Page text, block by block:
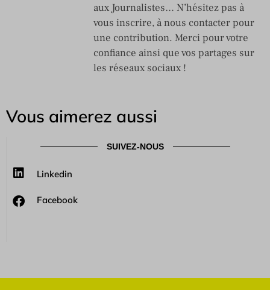
aux Journalistes… N’hésitez pas à
vous inscrire, à nous contacter pour
une contribution. Merci pour votre
confiance ainsi que vos partages sur
les réseaux sociaux !
Vous aimerez aussi
SUIVEZ-NOUS
Linkedin
Facebook